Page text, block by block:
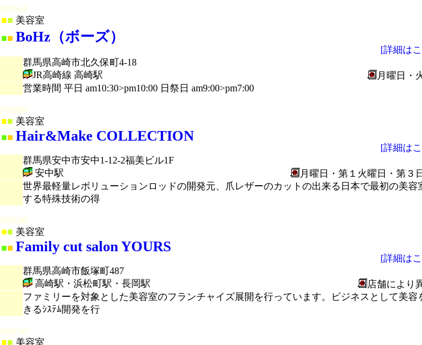
■ 美容室
■■ BoHz（ボーズ）
[詳細は
群馬県高崎市北久保町4-18
JR高崎線 高崎駅
月曜日・
営業時間 平日 am10:30>pm10:00 日祭日 am9:00>pm7:00
■ 美容室
■■ Hair&Make COLLECTION
[詳細は
群馬県安中市安中1-12-2福美ビル1F
安中駅
月曜日・第１火曜日・第３
世界最軽量レボリューションロッドの開発元、爪レザーのカットの出来る日本で最初の美
する特殊技術の得
■ 美容室
■■ Family cut salon YOURS
[詳細は
群馬県高崎市飯塚町487
高崎駅・浜松町駅・長岡駅
店舗により
ファミリーを対象とした美容室のフランチャイズ展開を行っています。ビジネスとして美
きるｼｽﾃﾑ開発を行
■ 美容室